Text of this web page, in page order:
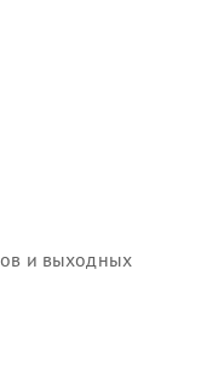
и выходных